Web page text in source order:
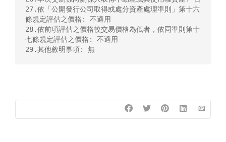
27.依「公開發行公司取得或處分資產處理準則」第十六
條規定評估之價格: 不適用
28.依前項評估之價格較交易價格為低者，依同準則第十
七條規定評估之價格: 不適用
29.其他敘明事項: 無